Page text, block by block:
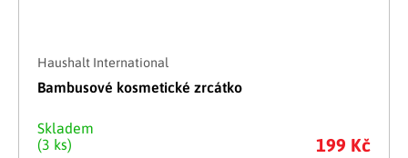
Haushalt International
Bambusové kosmetické zrcátko
Skladem
(3 ks)
199 Kč